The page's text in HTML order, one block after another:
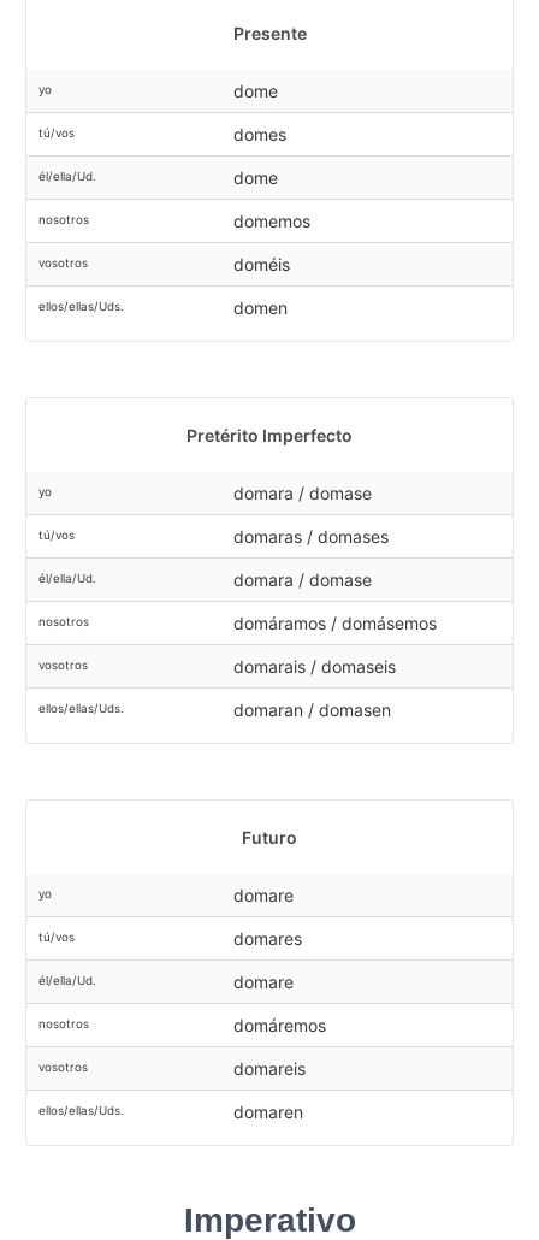
Presente
yo dome
tú/vos domes
él/ella/Ud. dome
nosotros domemos
vosotros doméis
ellos/ellas/Uds. domen
Pretérito Imperfecto
yo domara / domase
tú/vos domaras / domases
él/ella/Ud. domara / domase
nosotros domáramos / domásemos
vosotros domarais / domaseis
ellos/ellas/Uds. domaran / domasen
Futuro
yo domare
tú/vos domares
él/ella/Ud. domare
nosotros domáremos
vosotros domareis
ellos/ellas/Uds. domaren
Imperativo